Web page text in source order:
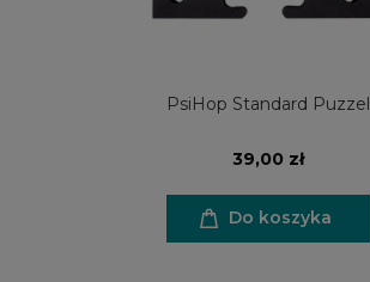
PsiHop Standard Puzzel
39,00 zł
Do koszyka